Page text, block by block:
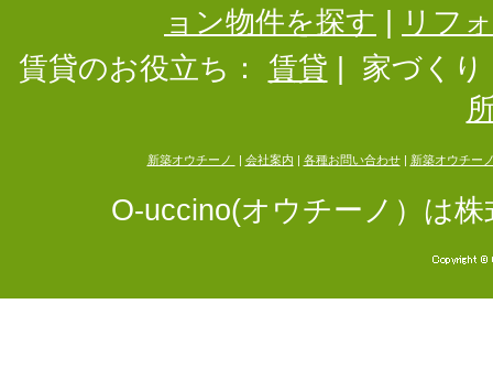
ョン物件を探す
リフ
賃貸のお役立ち：
賃貸
家づくり
新築オウチーノ 会社案内 各種お問い合わせ| 新築オウチー
O-uccino(オウチーノ）は